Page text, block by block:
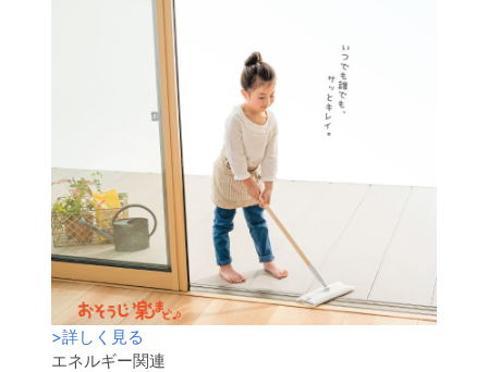
>詳しく見る
エネルギー関連